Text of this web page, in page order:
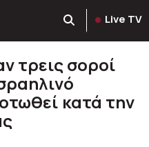
Live TV
τρεις σοροί
κατά την